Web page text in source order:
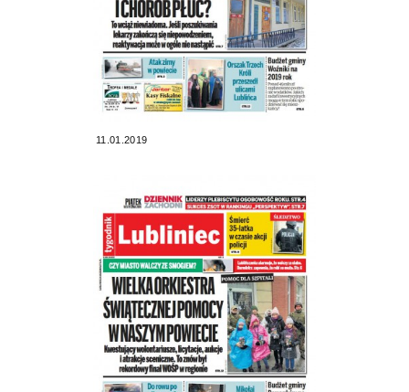
11.01.2019